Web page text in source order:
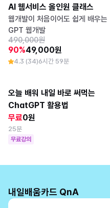
AI 웹서비스 올인원 클래스
웹개발이 처음이어도 쉽게 배우는
GPT 웹개발
490,000원
90%49,000원
4.3 (34)6시간 59분
오늘 배워 내일 바로 써먹는
ChatGPT 활용법
무료0원
25분
무료강의
내일배움카드 QnA